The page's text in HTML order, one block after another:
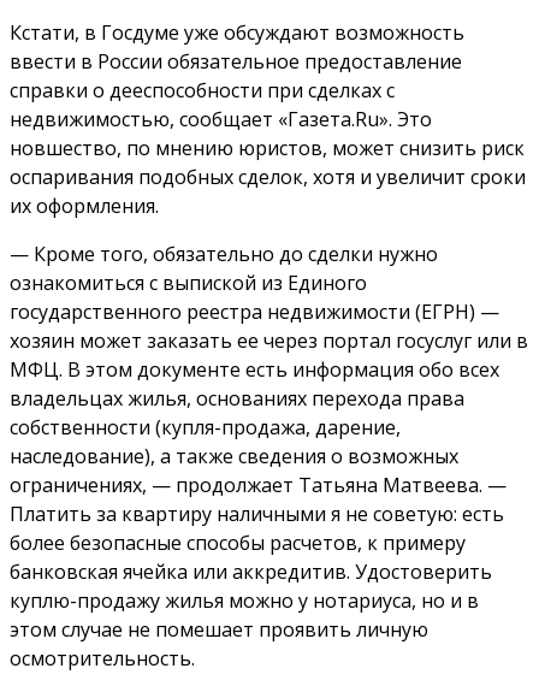
Кстати, в Госдуме уже обсуждают возможность
ввести в России обязательное предоставление
справки о дееспособности при сделках с
недвижимостью, сообщает «Газета.Ru». Это
новшество, по мнению юристов, может снизить риск
оспаривания подобных сделок, хотя и увеличит сроки
их оформления.
— Кроме того, обязательно до сделки нужно
ознакомиться с выпиской из Единого
государственного реестра недвижимости (ЕГРН) —
хозяин может заказать ее через портал госуслуг или в
МФЦ. В этом документе есть информация обо всех
владельцах жилья, основаниях перехода права
собственности (купля-продажа, дарение,
наследование), а также сведения о возможных
ограничениях, — продолжает Татьяна Матвеева. —
Платить за квартиру наличными я не советую: есть
более безопасные способы расчетов, к примеру
банковская ячейка или аккредитив. Удостоверить
куплю-продажу жилья можно у нотариуса, но и в
этом случае не помешает проявить личную
осмотрительность.